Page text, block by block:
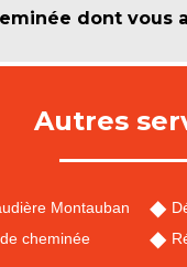
dont vous
Autres
Montauban
cheminée